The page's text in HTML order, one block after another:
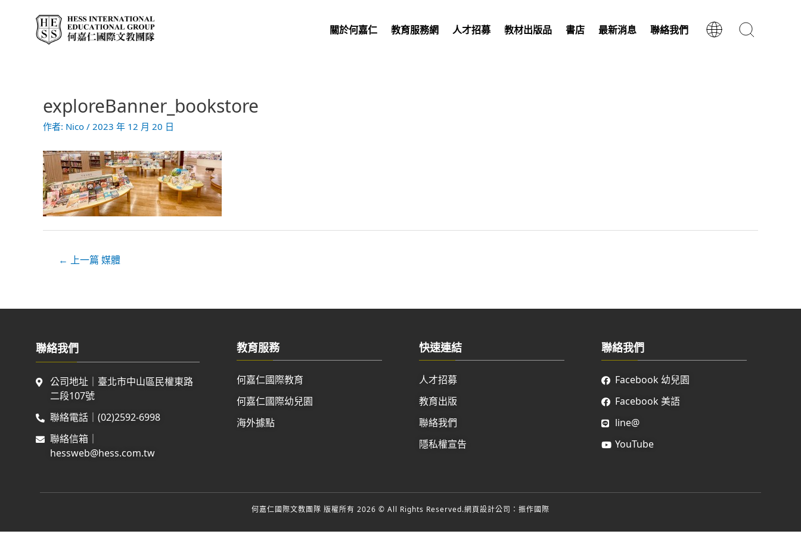
關於何嘉仁 教育服務網 人才招募 教材出版品 書店 最新消息 聯絡我們
exploreBanner_bookstore
作者: Nico / 2023 年 12 月 20 日
文
章
導
← 上一篇 媒體
聯絡我們
公司地址｜臺北市中山區民權東路
二段107號
聯絡電話｜(02)2592-6998
聯絡信箱｜
hessweb@hess.com.tw
教育服務
何嘉仁國際教育
何嘉仁國際幼兒園
海外據點
快速連結
人才招募
教育出版
聯絡我們
隱私權宣告
聯絡我們
Facebook 幼兒園
Facebook 美語
line@
YouTube
何嘉仁國際文教團隊 版權所有 2026 © All Rights Reserved.網頁設計公司 ：振作國際